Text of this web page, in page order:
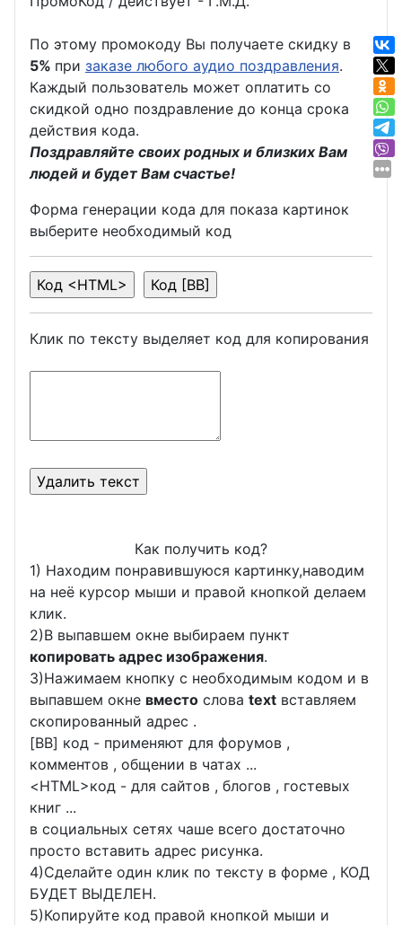
По этому промокоду Вы получаете скидку в
5% при заказе любого аудио поздравления.
Каждый пользователь может оплатить со
скидкой одно поздравление до конца срока
действия кода.
Поздравляйте своих родных и близких Вам
людей и будет Вам счастье!
Форма генерации кода для показа картинок
выберите необходимый код
Клик по тексту выделяет код для копирования
Как получить код?
1) Находим понравившуюся картинку,наводим
на неё курсор мыши и правой кнопкой делаем
клик.
2)В выпавшем окне выбираем пункт
копировать адрес изображения.
3)Нажимаем кнопку с необходимым кодом и в
выпавшем окне вместо слова text вставляем
скопированный адрес .
[BB] код - применяют для форумов ,
комментов , общении в чатах ...
<HTML>код - для сайтов , блогов , гостевых
книг ...
в социальных сетях чаше всего достаточно
просто вставить адрес рисунка.
4)Сделайте один клик по тексту в форме , КОД
БУДЕТ ВЫДЕЛЕН.
5)Копируйте код правой кнопкой мыши и